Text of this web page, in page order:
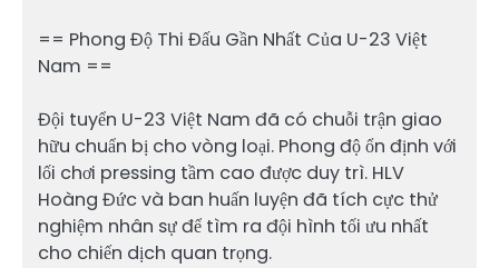
== Phong Độ Thi Đấu Gần Nhất Của U-23 Việt
Nam ==
Đội tuyển U-23 Việt Nam đã có chuỗi trận giao
hữu chuẩn bị cho vòng loại. Phong độ ổn định với
lối chơi pressing tầm cao được duy trì. HLV
Hoàng Đức và ban huấn luyện đã tích cực thử
nghiệm nhân sự để tìm ra đội hình tối ưu nhất
cho chiến dịch quan trọng.